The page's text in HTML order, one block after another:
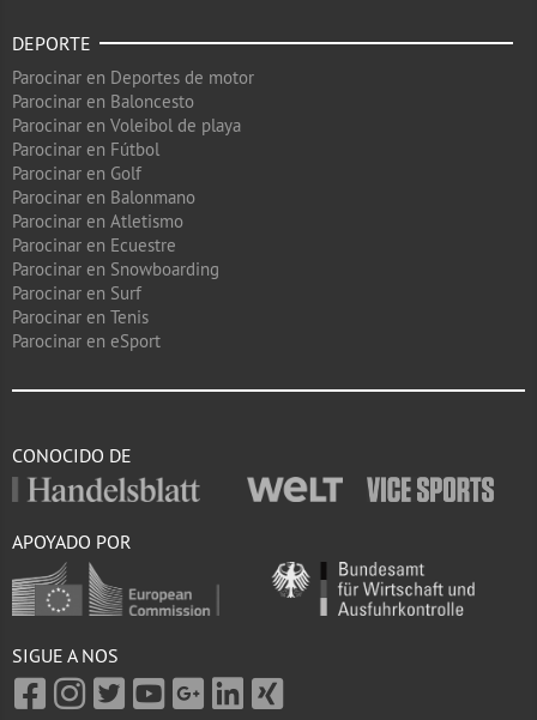
DEPORTE
Parocinar en Deportes de motor
Parocinar en Baloncesto
Parocinar en Voleibol de playa
Parocinar en Fútbol
Parocinar en Golf
Parocinar en Balonmano
Parocinar en Atletismo
Parocinar en Ecuestre
Parocinar en Snowboarding
Parocinar en Surf
Parocinar en Tenis
Parocinar en eSport
CONOCIDO DE
APOYADO POR
SIGUE A NOS